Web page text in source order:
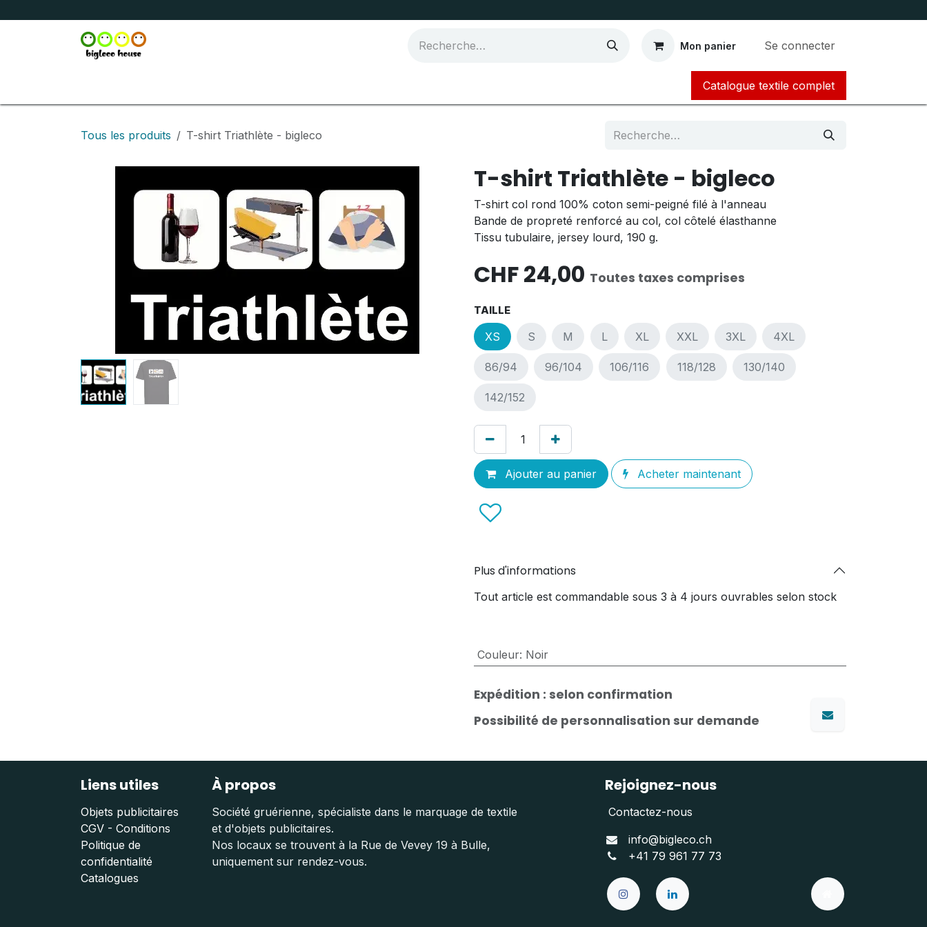
Mon panier Se connecter
Catalogue textile complet​​​​​​
Tous les produits T-shirt Triathlète - bigleco
T-shirt Triathlète - bigleco
T-shirt col rond 100% coton semi-peigné filé à l'anneau
Bande de propreté renforcé au col, col côtelé élasthanne
Tissu tubulaire, jersey lourd, 190 g.
CHF24,00 Toutes taxes comprises
TAILLE
XS S M L XL XXL 3XL 4XL
86/94 96/104 106/116 118/128 130/140
142/152
Ajouter au panier Acheter maintenant
Plus d'informations
Tout article est commandable sous 3 à 4 jours ouvrables selon stock
Couleur: Noir
Expédition : selon confirmation
Possibilité de personnalisation sur demande
Liens utiles
Objets publicitaires
CGV - Conditions
Politique de
confidentialité
Catalogues
À propos
Société gruérienne, spécialiste dans le marquage de textile
et d'objets publicitaires.
Nos locaux se trouvent à la Rue de Vevey 19 à Bulle,
uniquement sur rendez-vous.
Rejoignez-nous
Contactez-nous
info@bigleco.ch
+41 79 961 77 73